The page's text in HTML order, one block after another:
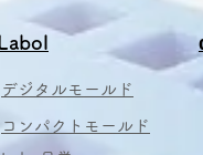
デジタルモールド
コンパクトモールド